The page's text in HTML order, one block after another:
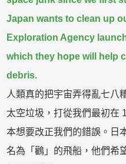
Japan wants to clean up
Exploration Agency
which they hope will help
debris.
人類真的把宇宙弄得亂七八
太空垃圾，打從我們最初在
本想要改正我們的錯誤。日
名為「鸛」的飛船，他們希